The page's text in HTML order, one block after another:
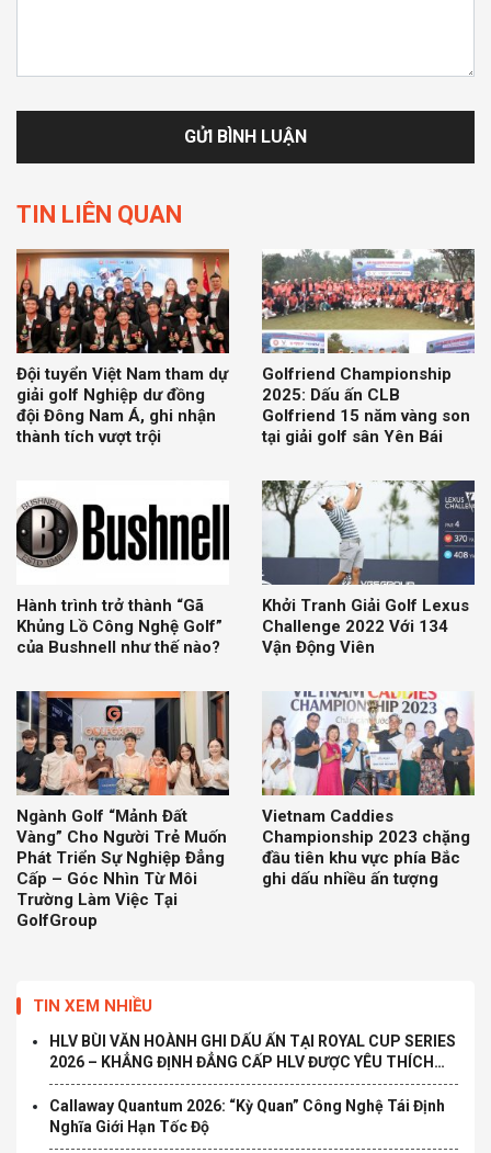
TIN LIÊN QUAN
Đội tuyển Việt Nam tham dự
giải golf Nghiệp dư đồng
đội Đông Nam Á, ghi nhận
thành tích vượt trội
Golfriend Championship
2025: Dấu ấn CLB
Golfriend 15 năm vàng son
tại giải golf sân Yên Bái
Hành trình trở thành “Gã
Khủng Lồ Công Nghệ Golf”
của Bushnell như thế nào?
Khởi Tranh Giải Golf Lexus
Challenge 2022 Với 134
Vận Động Viên
Ngành Golf “Mảnh Đất
Vàng” Cho Người Trẻ Muốn
Phát Triển Sự Nghiệp Đẳng
Cấp – Góc Nhìn Từ Môi
Trường Làm Việc Tại
GolfGroup
Vietnam Caddies
Championship 2023 chặng
đầu tiên khu vực phía Bắc
ghi dấu nhiều ấn tượng
TIN XEM NHIỀU
HLV BÙI VĂN HOÀNH GHI DẤU ẤN TẠI ROYAL CUP SERIES
2026 – KHẲNG ĐỊNH ĐẲNG CẤP HLV ĐƯỢC YÊU THÍCH
TẠI TP.HCM
Callaway Quantum 2026: “Kỳ Quan” Công Nghệ Tái Định
Nghĩa Giới Hạn Tốc Độ